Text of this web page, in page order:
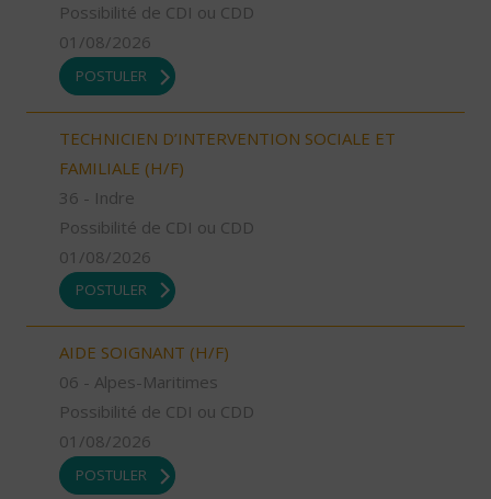
Possibilité de CDI ou CDD
01/08/2026
POSTULER
TECHNICIEN D’INTERVENTION SOCIALE ET
FAMILIALE (H/F)
36 - Indre
Possibilité de CDI ou CDD
01/08/2026
POSTULER
AIDE SOIGNANT (H/F)
06 - Alpes-Maritimes
Possibilité de CDI ou CDD
01/08/2026
POSTULER